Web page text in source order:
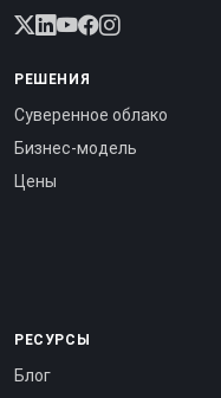
РЕШЕНИЯ
Суверенное облако
Бизнес-модель
Цены
РЕСУРСЫ
Блог